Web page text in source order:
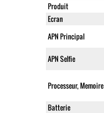
Produit
Ecran
APN Principal
APN Selfie
Processeur, Memoire
Batterie